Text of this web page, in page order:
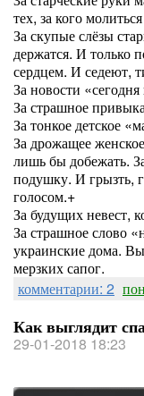
тех, за кого
За скупые слёзы
держатся. И только
сердцем. И седеют,
За новости
За страшное
За тонкое детское
За дрожащее
лишь бы добежать.
подушку. И грызть,
голосом.+
За будущих невест,
За страшное слово
украинские дома.
мерзких сапог.
комментарии: 2
Как выглядит
29-01-2018 18:23